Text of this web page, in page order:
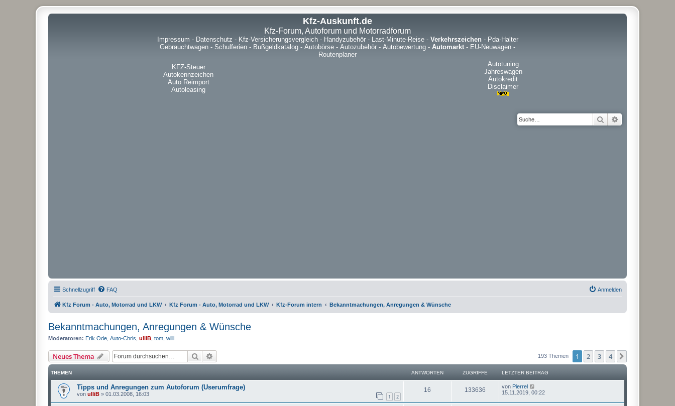
Kfz-Auskunft.de
Kfz-Forum, Autoforum und Motorradforum
Impressum - Datenschutz - Kfz-Versicherungsvergleich- Handyzubehör- Last-Minute-Reise- Verkehrszeichen- Pda-Halter
Gebrauchtwagen - Schulferien - Bußgeldkatalog - Autobörse - Autozubehör - Autobewertung - Automarkt - EU-Neuwagen -
Routenplaner
KFZ-Steuer
Autokennzeichen
Auto Reimport
Autoleasing
Autotuning
Jahreswagen
Autokredit
Disclaimer
Suche
Schnellzugriff FAQ Anmelden
Kfz Forum - Auto, Motorrad und LKW Kfz Forum - Auto, Motorrad und LKW Kfz-Forum intern Bekanntmachungen, Anregungen & Wünsche
Bekanntmachungen, Anregungen & Wünsche
Moderatoren: Erik.Ode Auto-Chris ulliB tom willi
Neues Thema Suche 193 Themen 1 2 3 4
THEMEN ANTWORTEN ZUGRIFFE LETZTER BEITRAG
Tipps und Anregungen zum Autoforum (Userumfrage)
von ulliB » 01.03.2008, 16:03 1 2
16 133636 von Pierrel
15.11.2019, 00:22